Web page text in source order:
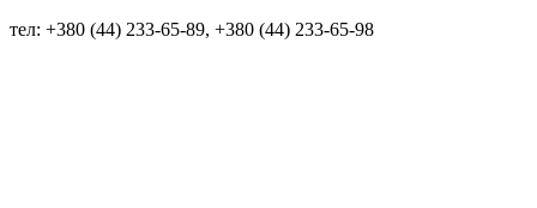
тел: +380 (44) 233-65-89, +380 (44) 233-65-98